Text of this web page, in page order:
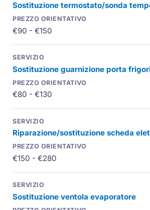
Sostituzione termostato/sonda
€90 - €150
Sostituzione guarnizione porta
€80 - €130
Riparazione/sostituzione scheda
€150 - €280
Sostituzione ventola evaporatore